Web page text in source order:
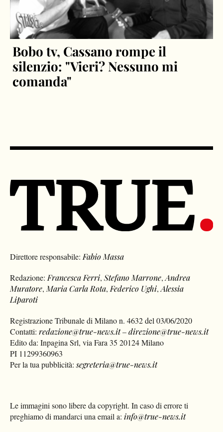
Bobo tv, Cassano rompe il
silenzio: "Vieri? Nessuno mi
comanda"
Direttore responsabile: Fabio Massa
Redazione: Francesca Ferri,Stefano Marrone,Andrea
Muratore, Maria Carla Rota, Federico Ughi,Alessia
Liparoti
Registrazione Tribunale di Milano n. 4632 del 03/06/2020
Contatti:redazione@true-news.it–direzione@true-news.it
Edito da: Inpagina Srl, via Fara 35 20124 Milano
PI 11299360963
Per la tua pubblicità:segreteria@true-news.it
Le immagini sono libere da copyright. In caso di errore ti
preghiamo di mandarci una email a: info@true-news.it